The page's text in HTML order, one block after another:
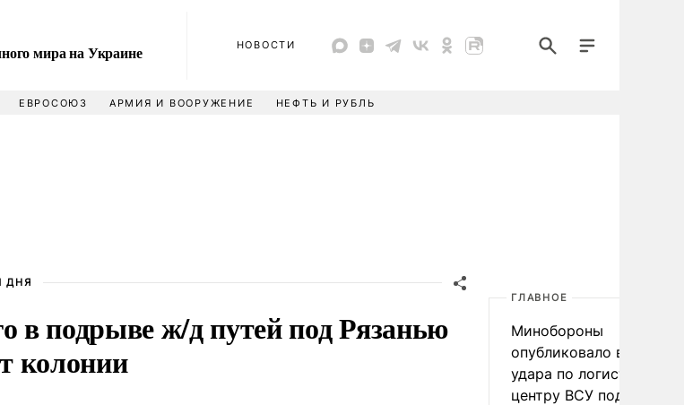
мира на Украине НОВОСТИ
ЕВРОСОЮЗ АРМИЯ И ВООРУЖЕНИЕ НЕФТЬ И РУБЛЬ
ДНЯ
в подрыве ж/д путей под Рязанью
колонии
ГЛАВНОЕ
Минобороны
опубликовало видео
удара по
центру ВСУ под Киевом